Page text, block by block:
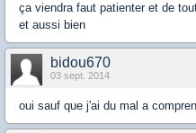
ça viendra faut patienter et de
et aussi bien
bidou670
03 sept. 2014
oui sauf que j'ai du mal a